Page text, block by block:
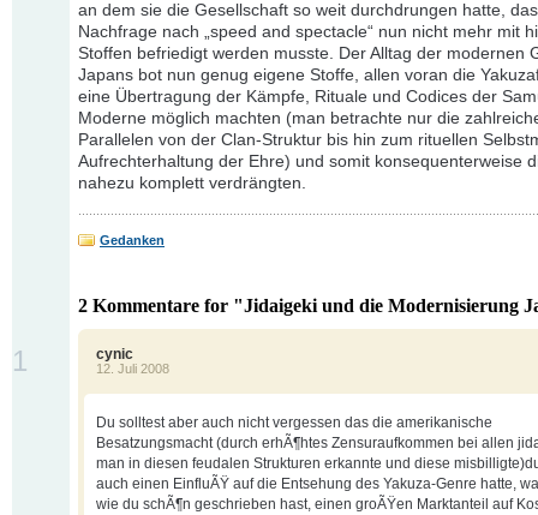
an dem sie die Gesellschaft so weit durchdrungen hatte,
Nachfrage nach „speed and spectacle“ nun nicht mehr mit
Stoffen befriedigt werden musste. Der Alltag der modernen
Japans bot nun genug eigene Stoffe, allen voran die
eine Übertragung der Kämpfe, Rituale und Codices der
Moderne möglich machten (man betrachte nur die
Parallelen von der Clan-Struktur bis hin zum rituellen
Aufrechterhaltung der Ehre) und somit konsequenterweise
nahezu komplett verdrängten.
Gedanken
2 Kommentare for "Jidaigeki und die Modernisierung
cynic
12. Juli 2008
1
Du solltest aber auch nicht vergessen das die amerikanische
Besatzungsmacht (durch erhÃ¶htes Zensuraufkommen bei allen
man in diesen feudalen Strukturen erkannte und diese
auch einen EinfluÃŸ auf die Entsehung des Yakuza-Genre hatte,
wie du schÃ¶n geschrieben hast, einen groÃŸen Marktanteil auf